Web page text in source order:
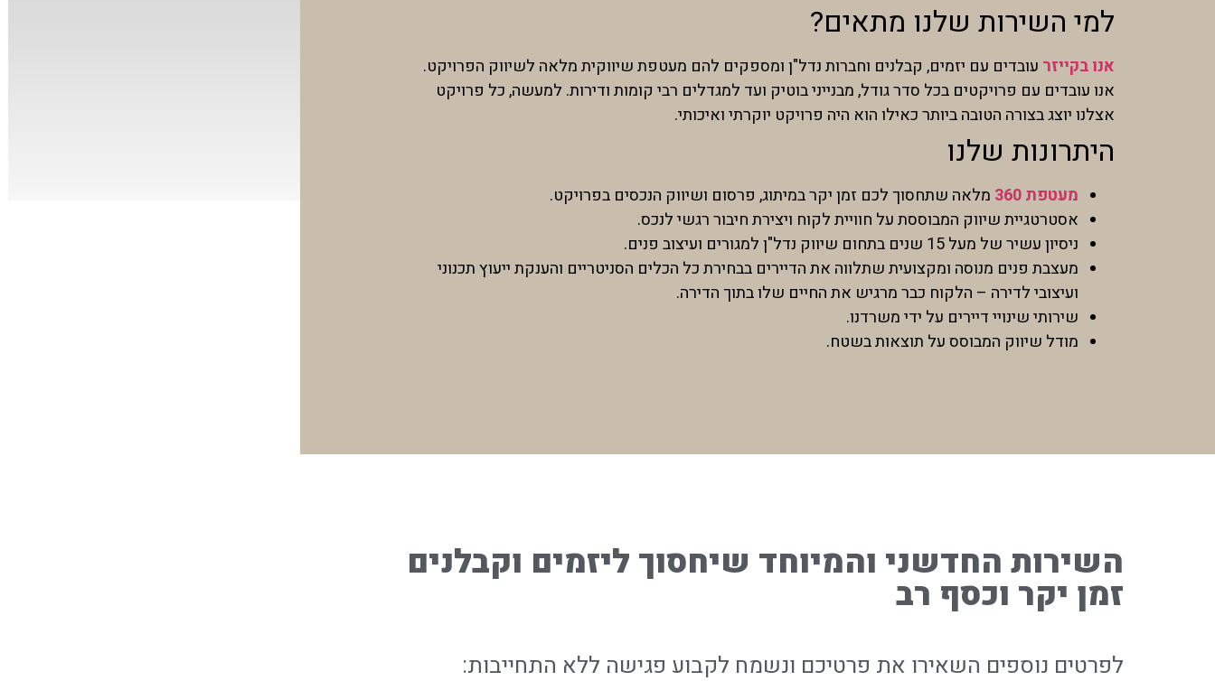
למי השירות שלנו מתאים?
אנו בקייזר עובדים עם יזמים, קבלנים וחברות נדל"ן ומספקים להם מעטפת שיווקית מלאה לשיווק הפרויקט.
אנו עובדים עם פרויקטים בכל סדר גודל, מבנייני בוטיק ועד למגדלים רבי קומות ודירות. למעשה, כל פרויקט
אצלנו יוצג בצורה הטובה ביותר כאילו הוא היה פרויקט יוקרתי ואיכותי.
היתרונות שלנו
מעטפת 360
מלאה שתחסוך לכם זמן יקר במיתוג, פרסום ושיווק הנכסים בפרויקט.
אסטרטגיית שיווק המבוססת על חוויית לקוח ויצירת חיבור רגשי לנכס.
ניסיון עשיר של מעל 15 שנים בתחום שיווק נדל"ן למגורים ועיצוב פנים.
מעצבת פנים מנוסה ומקצועית שתלווה את הדיירים בבחירת כל הכלים הסניטריים והענקת ייעוץ תכנוני
ועיצובי לדירה – הלקוח כבר מרגיש את החיים שלו בתוך הדירה.
שירותי שינויי דיירים על ידי משרדנו.
מודל שיווק המבוסס על תוצאות בשטח.
השירות החדשני והמיוחד שיחסוך ליזמים וקבלנים
זמן יקר וכסף רב
לפרטים נוספים השאירו את פרטיכם ונשמח לקבוע פגישה ללא התחייבות: